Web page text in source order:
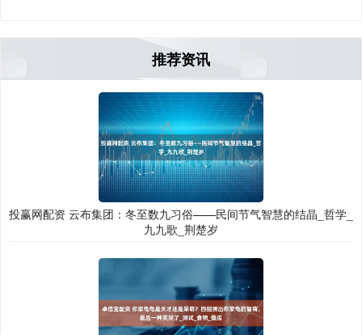
推荐资讯
投赢网配资 云布集团：冬至数九习俗——民间节气智慧的结晶_哲学_
九九歌_荆楚岁